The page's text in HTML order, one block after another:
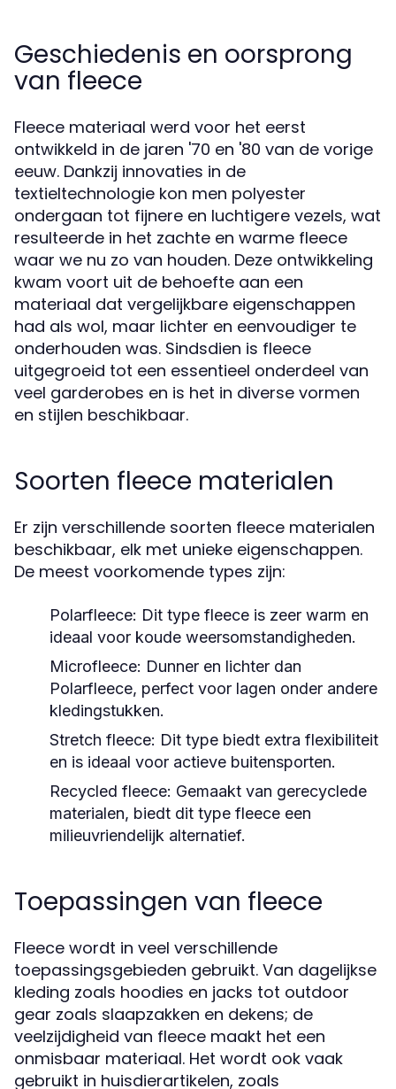
Geschiedenis en oorsprong
van fleece
Fleece materiaal werd voor het eerst
ontwikkeld in de jaren '70 en '80 van de vorige
eeuw. Dankzij innovaties in de
textieltechnologie kon men polyester
ondergaan tot fijnere en luchtigere vezels, wat
resulteerde in het zachte en warme fleece
waar we nu zo van houden. Deze ontwikkeling
kwam voort uit de behoefte aan een
materiaal dat vergelijkbare eigenschappen
had als wol, maar lichter en eenvoudiger te
onderhouden was. Sindsdien is fleece
uitgegroeid tot een essentieel onderdeel van
veel garderobes en is het in diverse vormen
en stijlen beschikbaar.
Soorten fleece materialen
Er zijn verschillende soorten fleece materialen
beschikbaar, elk met unieke eigenschappen.
De meest voorkomende types zijn:
Polarfleece: Dit type fleece is zeer warm en
ideaal voor koude weersomstandigheden.
Microfleece: Dunner en lichter dan
Polarfleece, perfect voor lagen onder andere
kledingstukken.
Stretch fleece: Dit type biedt extra flexibiliteit
en is ideaal voor actieve buitensporten.
Recycled fleece: Gemaakt van gerecyclede
materialen, biedt dit type fleece een
milieuvriendelijk alternatief.
Toepassingen van fleece
Fleece wordt in veel verschillende
toepassingsgebieden gebruikt. Van dagelijkse
kleding zoals hoodies en jacks tot outdoor
gear zoals slaapzakken en dekens; de
veelzijdigheid van fleece maakt het een
onmisbaar materiaal. Het wordt ook vaak
gebruikt in huisdierartikelen, zoals